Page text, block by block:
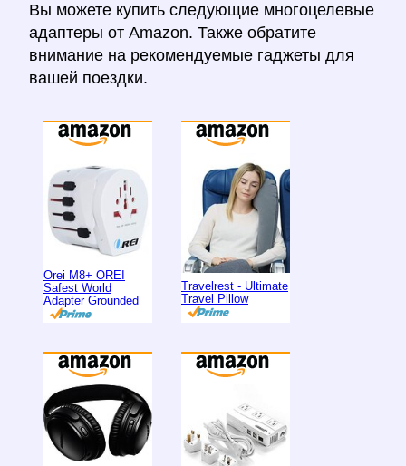
Вы можете купить следующие многоцелевые
адаптеры от Amazon. Также обратите
внимание на рекомендуемые гаджеты для
вашей поездки.
Orei M8+ OREI
Safest World
Adapter Grounded
Travelrest - Ultimate
Travel Pillow